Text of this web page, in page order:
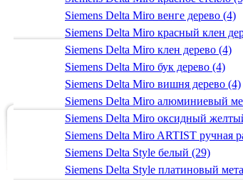
Siemens Delta Miro венге дерево (4)
Siemens Delta Miro красный клен
Siemens Delta Miro клен дерево (4)
Siemens Delta Miro бук дерево (4)
Siemens Delta Miro вишня дерево (4)
Siemens Delta Miro алюминиевый
Siemens Delta Miro оксидный
Siemens Delta Miro ARTIST ручная
Siemens Delta Style белый (29)
Siemens Delta Style платиновый